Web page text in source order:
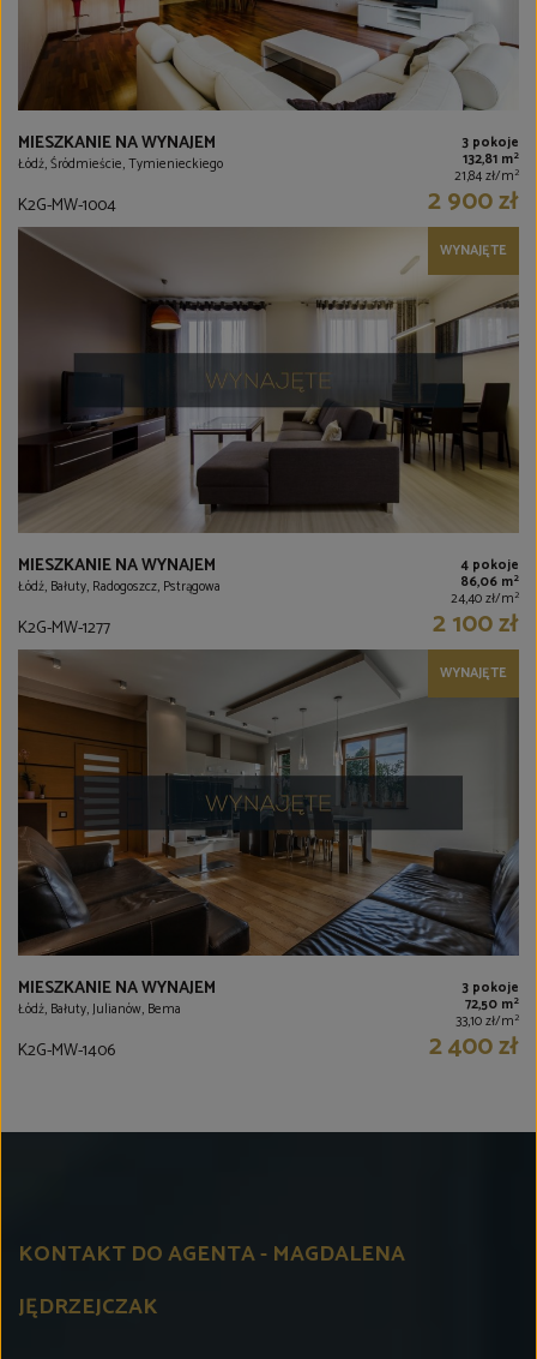
MIESZKANIE NA WYNAJEM
Łódź, Śródmieście, Tymienieckiego
3 pokoje
132,81 m2
21,84 zł/m2
K2G-MW-1004 2 900 zł
WYNAJĘTE
MIESZKANIE NA WYNAJEM
Łódź, Bałuty, Radogoszcz, Pstrągowa
4 pokoje
86,06 m2
24,40 zł/m2
K2G-MW-1277 2 100 zł
WYNAJĘTE
MIESZKANIE NA WYNAJEM
Łódź, Bałuty, Julianów, Bema
3 pokoje
72,50 m2
33,10 zł/m2
K2G-MW-1406 2 400 zł
KONTAKT DO AGENTA - MAGDALENA
JĘDRZEJCZAK